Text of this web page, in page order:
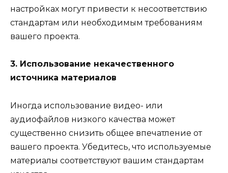
настройках могут привести к несоответствию
стандартам или необходимым требованиям
вашего проекта.
3. Использование некачественного
источника материалов
Иногда использование видео- или
аудиофайлов низкого качества может
существенно снизить общее впечатление от
вашего проекта. Убедитесь, что используемые
материалы соответствуют вашим стандартам